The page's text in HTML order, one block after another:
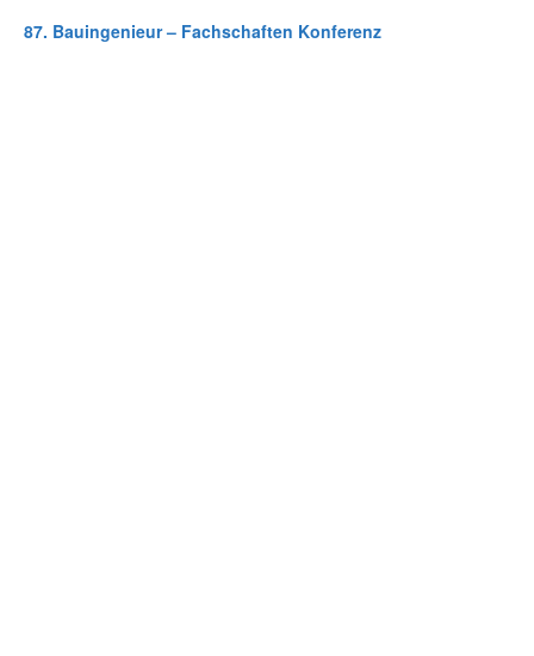
87. Bauingenieur – Fachschaften Konferenz